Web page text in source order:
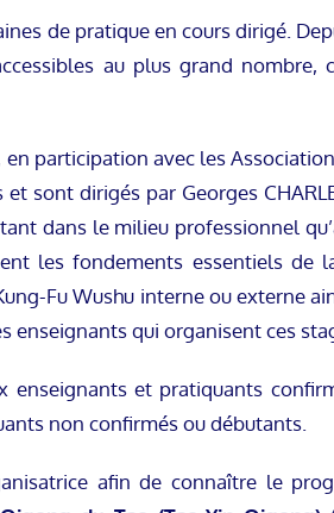
de pratique en cours dirigé.
au plus grand
en participation avec les
sont dirigés par Georges
dans le milieu professionnel
les fondements essentiels de
Fu Wushu interne ou externe
enseignants qui organisent ces
et pratiquants
non confirmés ou débutants.
afin de connaître le